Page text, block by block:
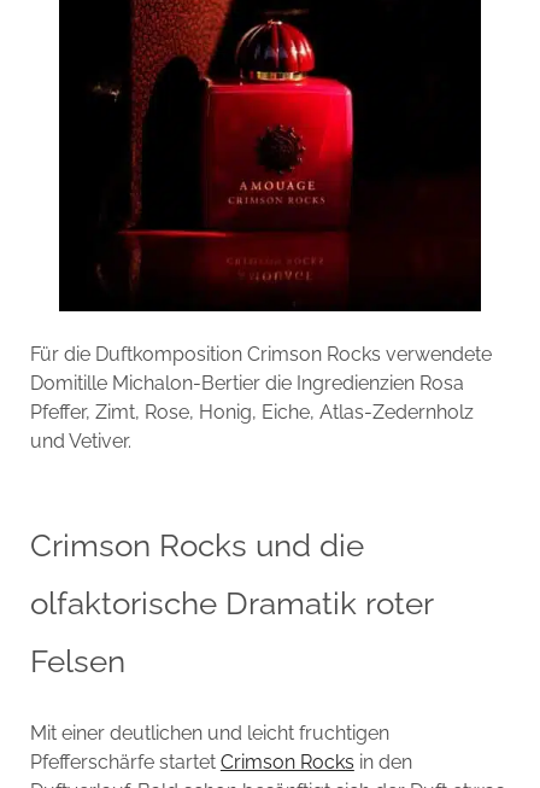
Für die Duftkomposition Crimson Rocks verwendete
Domitille Michalon-Bertier die Ingredienzien Rosa
Pfeffer, Zimt, Rose, Honig, Eiche, Atlas-Zedernholz
und Vetiver.
Crimson Rocks und die
olfaktorische Dramatik roter
Felsen
Mit einer deutlichen und leicht fruchtigen
Pfefferschärfe startet Crimson Rocks in den